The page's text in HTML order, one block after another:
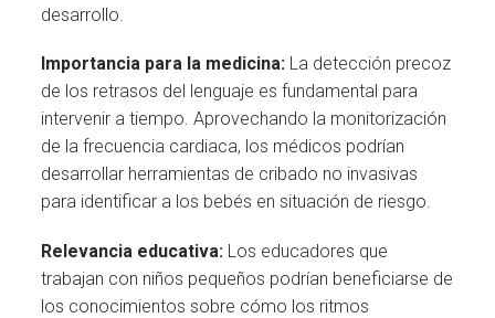
desarrollo.
Importancia para la medicina: La detección precoz
de los retrasos del lenguaje es fundamental para
intervenir a tiempo. Aprovechando la monitorización
de la frecuencia cardiaca, los médicos podrían
desarrollar herramientas de cribado no invasivas
para identificar a los bebés en situación de riesgo.
Relevancia educativa: Los educadores que
trabajan con niños pequeños podrían beneficiarse de
los conocimientos sobre cómo los ritmos